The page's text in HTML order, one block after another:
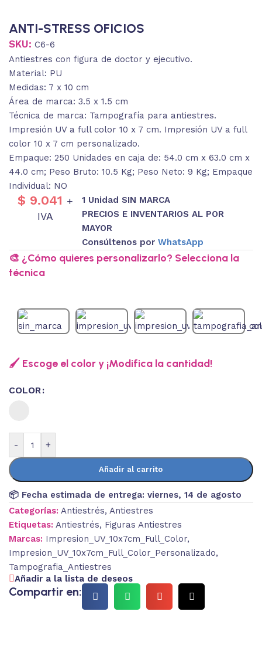
ANTI-STRESS OFICIOS
SKU: C6-6
Antiestres con figura de doctor y ejecutivo.
Material: PU
Medidas: 7 x 10 cm
Área de marca: 3.5 x 1.5 cm
Técnica de marca: Tampografía para antiestres.
Impresión UV a full color 10 x 7 cm. Impresión UV a full
color 10 x 7 cm personalizado.
Empaque: 250 Unidades en caja de: 54.0 cm x 63.0 cm x
44.0 cm; Peso Bruto: 10.5 Kg; Peso Neto: 9 Kg; Empaque
Individual: NO
$ 9.041 +
IVA
1 Unidad SIN MARCA
PRECIOS E INVENTARIOS AL POR
MAYOR
Consúltenos por WhatsApp
🎨 ¿Cómo quieres personalizarlo? Selecciona la
técnica
🖌️ Escoge el color y ¡Modifica la cantidad!
COLOR
- +
Añadir al carrito
📦 Fecha estimada de entrega: viernes, 14 de agosto
Categorías: Antiestrés, Antiestres
Etiquetas: Antiestrés, Figuras Antiestres
Marcas: Impresion_UV_10x7cm_Full_Color,
Impresion_UV_10x7cm_Full_Color_Personalizado,
Tampografia_Antiestres
Añadir a la lista de deseos
Compartir en: